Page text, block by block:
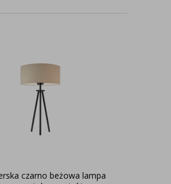
czarno beżowa lampa